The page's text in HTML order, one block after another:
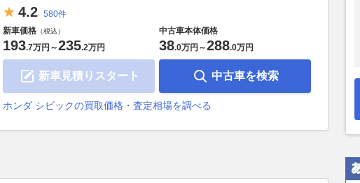
4.2 580件
新車価格 （税込）
193.7万円 ～235.2万円
新車見積りスタート
中古車本体価格
38.0万円 ～288.0万円
中古車を検索
ホンダ シビックの買取価格・査定相場を調べる